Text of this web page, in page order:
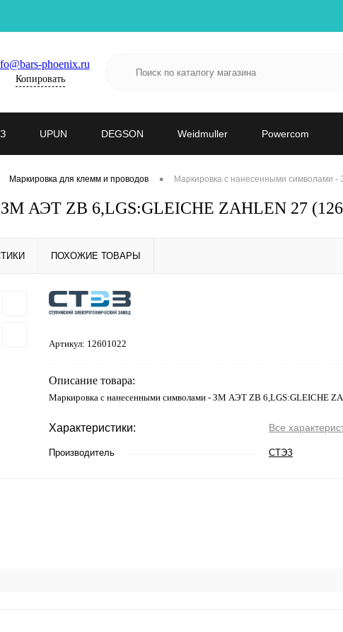
phoenix.ru
Копировать
UPUN DEGSON Weidmuller Powercom
Маркировка для клемм и проводов • Маркировка с нанесенными символами
АЭТ ZB 6,LGS:GLEICHE ZAHLEN 27
ПОХОЖИЕ ТОВАРЫ
Артикул: 12601022
Описание товара:
Маркировка с нанесенными символами - ЗМ АЭТ ZB 6,LGS:GLEICHE
Характеристики: Все
Производитель СТЭЗ